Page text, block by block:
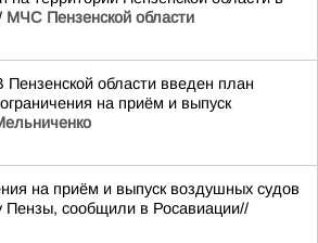
МЧС Пензенской области
области введен план
на приём и выпуск
на приём и выпуск воздушных судов
Пензы, сообщили в Росавиации//